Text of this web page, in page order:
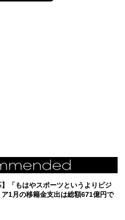
】「もはやスポーツというよりビジ
1月の移籍金支出は総額671億円で